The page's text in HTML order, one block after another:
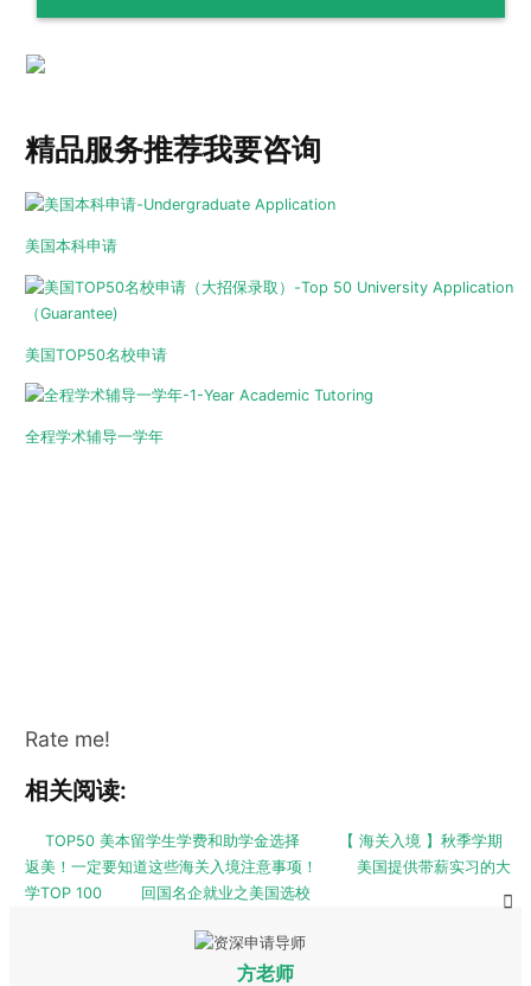
精品服务推荐我要咨询
美国本科申请
美国TOP50名校申请
全程学术辅导一学年
Rate me!
相关阅读:
TOP50 美本留学生学费和助学金选择
【 海关入境 】秋季学期
返美！一定要知道这些海关入境注意事项！
美国提供带薪实习的大
学TOP 100
回国名企就业之美国选校
方老师